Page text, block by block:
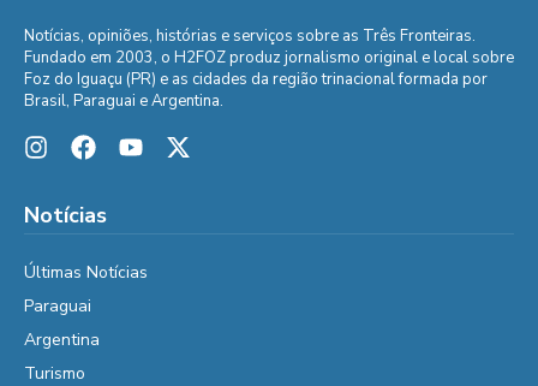
Notícias, opiniões, histórias e serviços sobre as Três Fronteiras.
Fundado em 2003, o H2FOZ produz jornalismo original e local sobre
Foz do Iguaçu (PR) e as cidades da região trinacional formada por
Brasil, Paraguai e Argentina.
Notícias
Últimas Notícias
Paraguai
Argentina
Turismo